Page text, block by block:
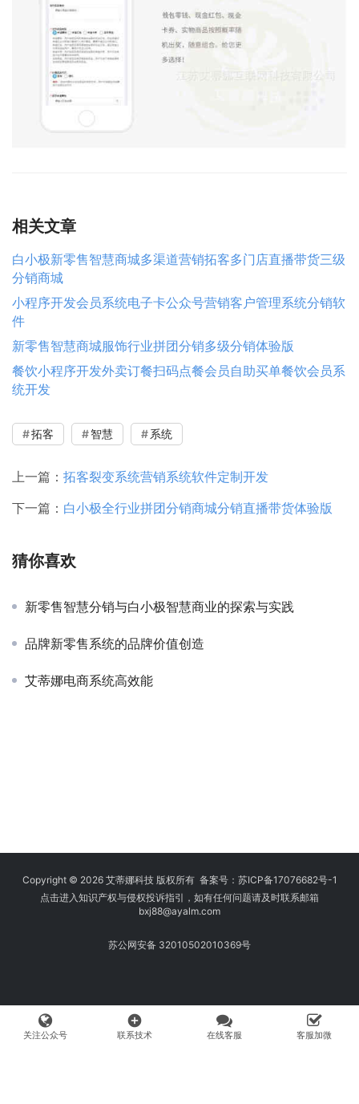
相关文章
白小极新零售智慧商城多渠道营销拓客多门店直播带货三级
分销商城
小程序开发会员系统电子卡公众号营销客户管理系统分销软
件
新零售智慧商城服饰行业拼团分销多级分销体验版
餐饮小程序开发外卖订餐扫码点餐会员自助买单餐饮会员系
统开发
拓客 智慧 系统
上一篇： 拓客裂变系统营销系统软件定制开发
下一篇： 白小极全行业拼团分销商城分销直播带货体验版
猜你喜欢
新零售智慧分销与白小极智慧商业的探索与实践
品牌新零售系统的品牌价值创造
艾蒂娜电商系统高效能
Copyright © 2026 艾蒂娜科技 版权所有 备案号： 苏ICP备17076682号-1
点击进入知识产权与侵权投诉指引，如有任何问题请及时联系邮箱
bxj88@ayalm.com
苏公网安备 32010502010369号
关注公众号
add_circle
联系技术 在线客服 客服加微